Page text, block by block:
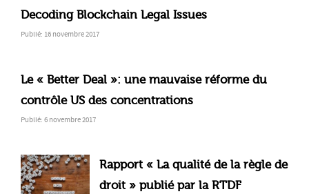
Decoding Blockchain Legal Issues
Publié: 16 novembre 2017
Le « Better Deal »: une mauvaise réforme du
contrôle US des concentrations
Publié: 6 novembre 2017
Rapport « La qualité de la règle de
droit » publié par la RTDF